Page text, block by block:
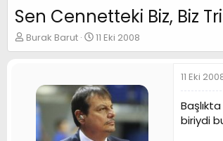
Sen Cennetteki Biz, Biz
K
o
Burak Barut
B
a
a
n
g
ı
ç
11 Eki 2008
11 Eki
biriydi